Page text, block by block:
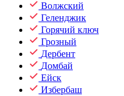
Волжский
Геленджик
Горячий ключ
Грозный
Дербент
Домбай
Ейск
Избербаш